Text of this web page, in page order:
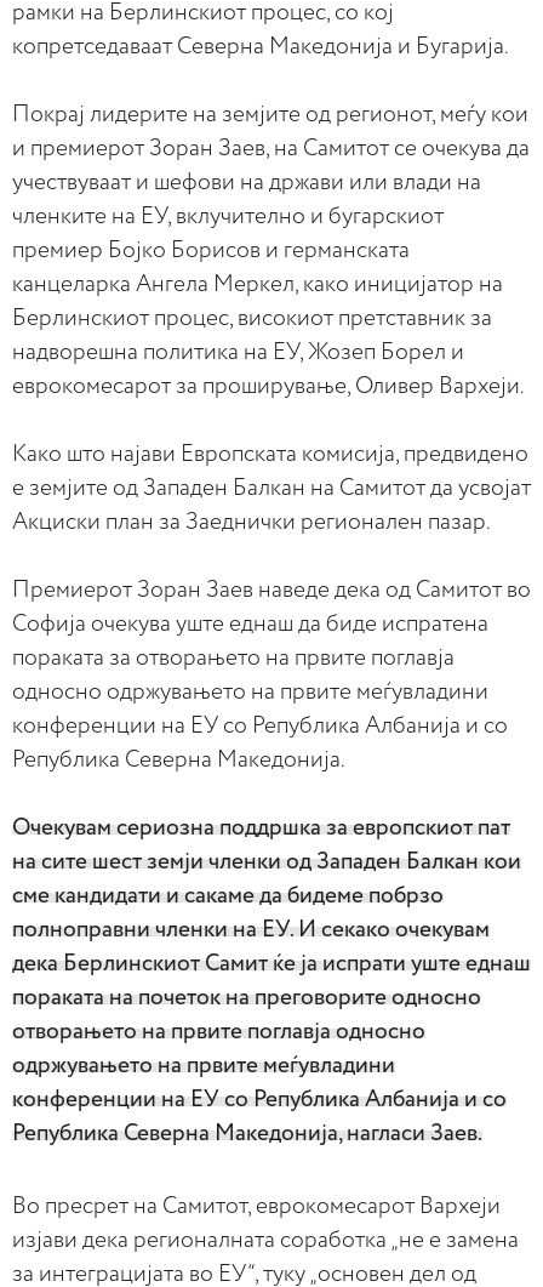
рамки на Берлинскиот процес, со кој
копретседаваат Северна Македонија и Бугарија.
Покрај лидерите на земјите од регионот, меѓу кои
и премиерот Зоран Заев, на Самитот се очекува да
учествуваат и шефови на држави или влади на
членките на ЕУ, вклучително и бугарскиот
премиер Бојко Борисов и германската
канцеларка Ангела Меркел, како иницијатор на
Берлинскиот процес, високиот претставник за
надворешна политика на ЕУ, Жозеп Борел и
еврокомесарот за проширување, Оливер Вархеји.
Како што најави Европската комисија, предвидено
е земјите од Западен Балкан на Самитот да усвојат
Акциски план за Заеднички регионален пазар.
Премиерот Зоран Заев наведе дека од Самитот во
Софија очекува уште еднаш да биде испратена
пораката за отворањето на првите поглавја
односно одржувањето на првите меѓувладини
конференции на ЕУ со Република Албанија и со
Република Северна Македонија.
Очекувам сериозна поддршка за европскиот пат
на сите шест земји членки од Западен Балкан кои
сме кандидати и сакаме да бидеме побрзо
полноправни членки на ЕУ. И секако очекувам
дека Берлинскиот Самит ќе ја испрати уште еднаш
пораката на почеток на преговорите односно
отворањето на првите поглавја односно
одржувањето на првите меѓувладини
конференции на ЕУ со Република Албанија и со
Република Северна Македонија, нагласи Заев.
Во пресрет на Самитот, еврокомесарот Вархеји
изјави дека регионалната соработка „не е замена
за интеграцијата во ЕУ“, туку „основен дел од